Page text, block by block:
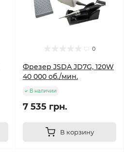
0
Фрезер JSDA JD7G, 120W
40 000 об./мин.
В наличии
7 535 грн.
В корзину